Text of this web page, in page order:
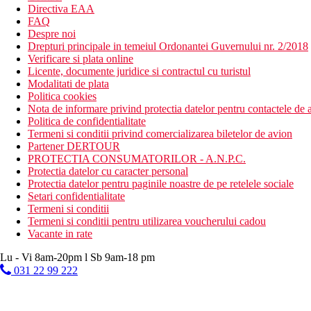
Directiva EAA
FAQ
Despre noi
Drepturi principale in temeiul Ordonantei Guvernului nr. 2/2018
Verificare si plata online
Licente, documente juridice si contractul cu turistul
Modalitati de plata
Politica cookies
Nota de informare privind protectia datelor pentru contactele de
Politica de confidentialitate
Termeni si conditii privind comercializarea biletelor de avion
Partener DERTOUR
PROTECTIA CONSUMATORILOR - A.N.P.C.
Protectia datelor cu caracter personal
Protectia datelor pentru paginile noastre de pe retelele sociale
Setari confidentialitate
Termeni si conditii
Termeni si conditii pentru utilizarea voucherului cadou
Vacante in rate
Lu - Vi 8am-20pm l Sb 9am-18 pm
031 22 99 222